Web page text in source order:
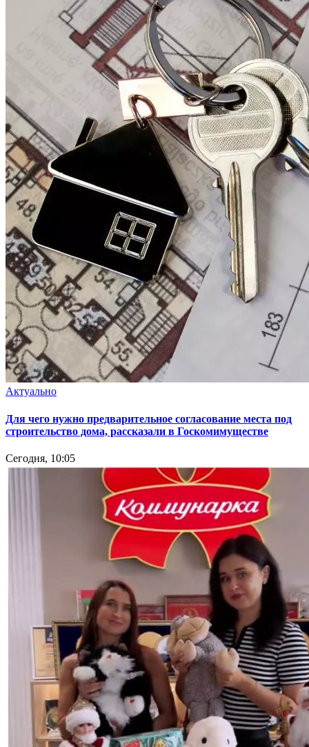
Актуально
Для чего нужно предварительное согласование места под
строительство дома, рассказали в Госкомимуществе
Сегодня, 10:05